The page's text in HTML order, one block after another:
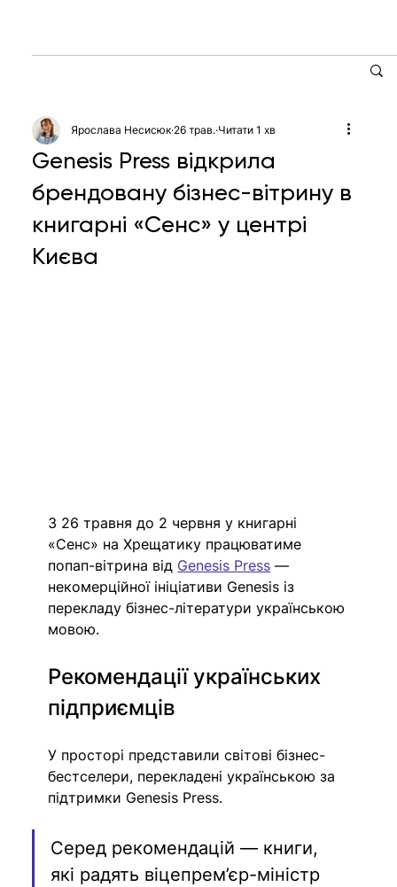
Genesis Press відкрила
брендовану бізнес-вітрину в
книгарні «Сенс» у центрі
Києва
Ярослава Несисюк 26 трав. Читати 1 хв
З 26 травня до 2 червня у книгарні
«Сенс» на Хрещатику працюватиме
попап-вітрина від Genesis Press —
некомерційної ініціативи Genesis із
перекладу бізнес-літератури українською
мовою.
Рекомендації українських
підприємців
У просторі представили світові бізнес-
бестселери, перекладені українською за
підтримки Genesis Press.
Серед рекомендацій — книги,
які радять віцепрем’єр-міністр